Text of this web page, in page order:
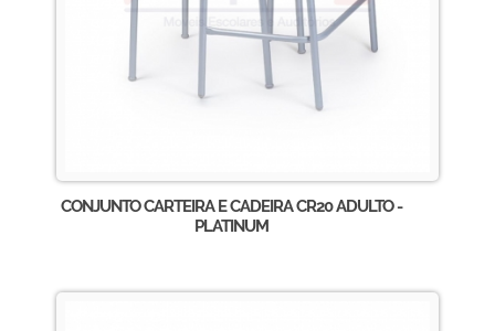
CONJUNTO CARTEIRA E CADEIRA CR20 ADULTO -
PLATINUM